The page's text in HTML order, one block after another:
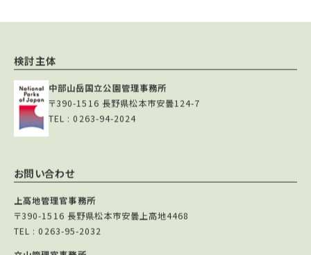
検討主体
中部山岳国立公園管理事務所
〒390-1516 長野県松本市安曇124-7
TEL : 0263-94-2024
お問い合わせ
上高地管理官事務所
〒390-1516 長野県松本市安曇上高地4468
TEL : 0263-95-2032